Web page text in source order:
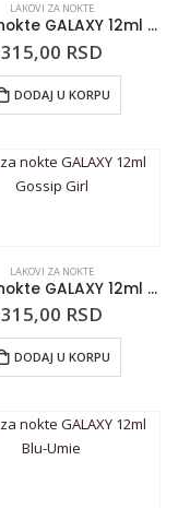
LAKOVI ZA NOKTE
Lak za nokte GALAXY 12ml Popular
315,00 RSD
DODAJ U KORPU
LAKOVI ZA NOKTE
Lak za nokte GALAXY 12ml Gossip Girl
315,00 RSD
DODAJ U KORPU